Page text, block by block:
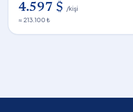
4.597 $ /kişi
≈ 213.100 ₺